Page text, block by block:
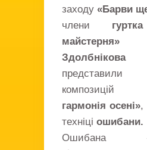
заходу «Барви
члени
майстерня»
представили
гармонія осені»,
техніці ошибани.